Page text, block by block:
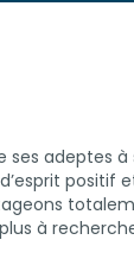
ses adeptes à
positif
à